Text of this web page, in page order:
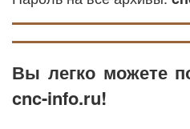
Вы легко можете
cnc-info.ru!